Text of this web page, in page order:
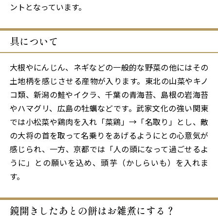
ントとなっています。
具について
大根やにんじん、ネギなどの一般的な野菜の他にはその
土地柄を感じさせる産物が入ります。東北の山菜やキノ
コ類、新潟の鮭やイクラ、千葉の青海苔、島根の岩海苔
やハマグリ、広島の牡蠣などです。武家文化の強い関東
では小松菜や鶏肉を入れ「菜鶏」→「名取り」とし、敵
の大将の首を取って名乗りをあげるようにとの心意気が
感じられ、一方、京都では「人の頭になって過ごせるよ
うに」との願いを込め、頭芋（かしらいも）を入れま
す。
鏡開きしたあとの餅はお雑煮にする？